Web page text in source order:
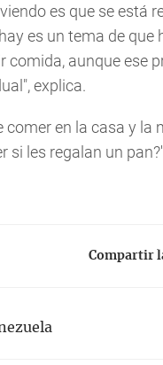
es que se está
es un tema de
comida, aunque ese
explica.
comer en la casa y la
si les regalan un
Compartir